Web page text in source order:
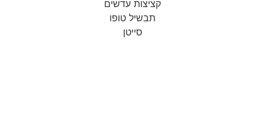
קציצות עדשים
תבשיל טופו
סייטן